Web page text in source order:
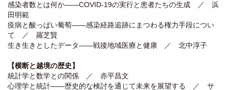
感染者数とは何か――COVID-19の実行と患者たちの生成 ／ 浜
田明範
疫病と酸っぱい葡萄――感染経路追跡にまつわる権力手段につい
て ／ 羅芝賢
生き生きとしたデータ――戦後地域医療と健康 ／ 北中淳子
【横断と越境の歴史】
統計学と数学との関係 ／ 赤平昌文
心理学と統計――歴史的な検討を通じて未来を展望する ／ サ